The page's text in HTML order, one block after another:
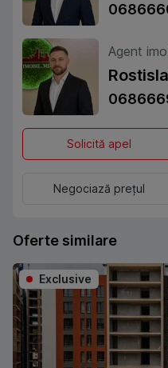
Agent
Solicită apel
Negociază prețul
Oferte similare
Exclusive